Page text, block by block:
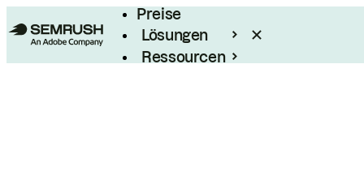
Preise
Lösungen
Ressourcen